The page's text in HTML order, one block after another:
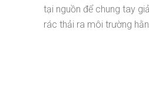
tại nguồn để chung tay
rác thải ra môi trường